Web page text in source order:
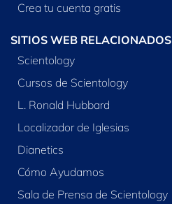
Crea tu cuenta gratis
SITIOS WEB RELACIONADOS
Scientology
Cursos de Scientology
L. Ronald Hubbard
Localizador de Iglesias
Dianetics
Cómo Ayudamos
Sala de Prensa de Scientology